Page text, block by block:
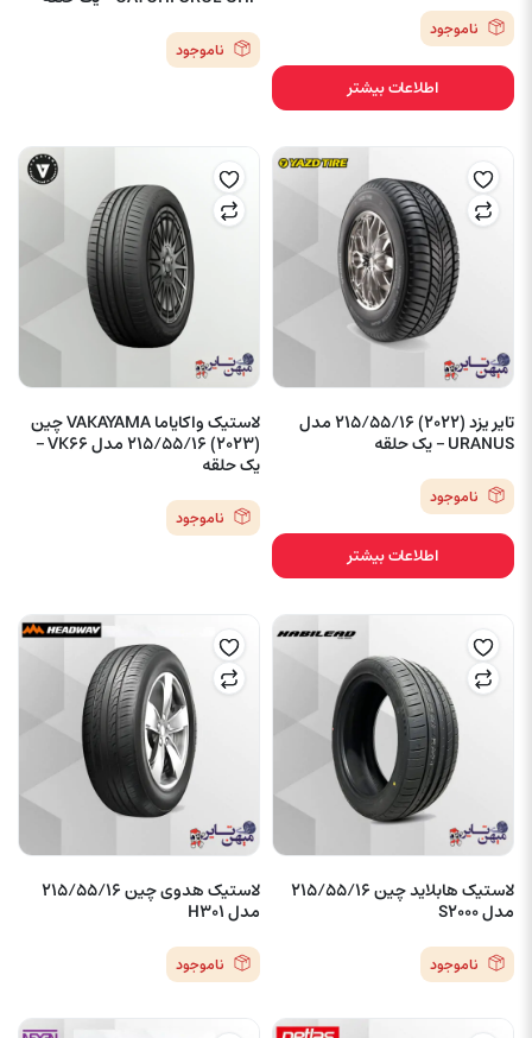
ناموجود
اطلاعات بیشتر
ناموجود
تایر یزد (2022) 215/55/16 مدل
URANUS – یک حلقه
ناموجود
اطلاعات بیشتر
لاستیک واکایاما VAKAYAMA چین
(2023) 215/55/16 مدل VK66 –
یک حلقه
ناموجود
لاستیک هابلاید چین 215/55/16
مدل S2000
ناموجود
لاستیک هدوی چین 215/55/16
مدل H301
ناموجود